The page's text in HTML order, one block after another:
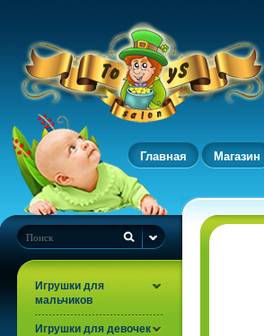
Главная Магазин
Игрушки для
мальчиков
Игрушки для девочек